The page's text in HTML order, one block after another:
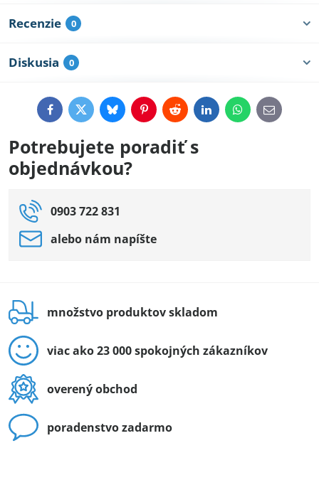
Recenzie 0
Diskusia 0
FacebookTwitterBlueskyPinterestRedditLinkedInWhatsApp
E-
mail
Potrebujete poradiť s
objednávkou?
0903 722 831
alebo nám napíšte
množstvo produktov skladom
viac ako 23 000 spokojných zákazníkov
overený obchod
poradenstvo zadarmo